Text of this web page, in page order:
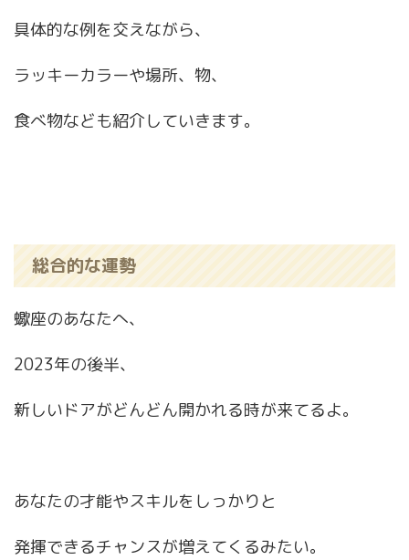
具体的な例を交えながら、
ラッキーカラーや場所、物、
食べ物なども紹介していきます。
総合的な運勢
蠍座のあなたへ、
2023年の後半、
新しいドアがどんどん開かれる時が来てるよ。
あなたの才能やスキルをしっかりと
発揮できるチャンスが増えてくるみたい。